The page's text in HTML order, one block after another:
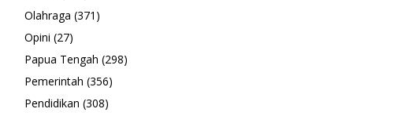
Olahraga (371)
Opini (27)
Papua Tengah (298)
Pemerintah (356)
Pendidikan (308)